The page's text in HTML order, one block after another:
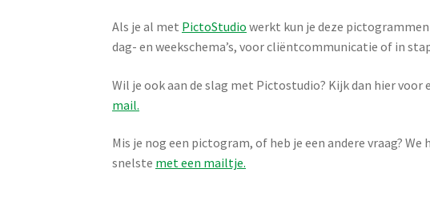
Als je al met PictoStudio werkt kun je deze
dag- en weekschema’s, voor cliëntcommunicatie of in
Wil je ook aan de slag met Pictostudio? Kijk dan hier voor
mail.
Mis je nog een pictogram, of heb je een andere vraag?
snelste met een mailtje.